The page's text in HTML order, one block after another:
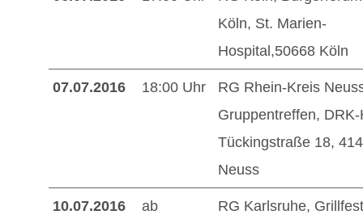
Köln, St. Marien-
Hospital,50668 Köln
07.07.2016 18:00 Uhr
RG Rhein-Kreis
Gruppentreffen,
Tückingstraße 18,
Neuss
10.07.2016
ab
RG Karlsruhe,